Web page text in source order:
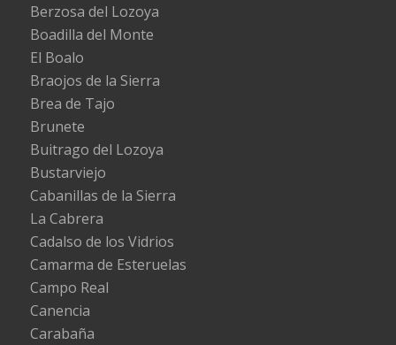
Berzosa del Lozoya
Boadilla del Monte
El Boalo
Braojos de la Sierra
Brea de Tajo
Brunete
Buitrago del Lozoya
Bustarviejo
Cabanillas de la Sierra
La Cabrera
Cadalso de los Vidrios
Camarma de Esteruelas
Campo Real
Canencia
Carabaña